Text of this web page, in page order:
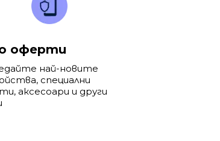
оферти
най-новите
специални
аксесоари и други